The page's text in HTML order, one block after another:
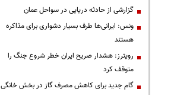
گزارشی از حادثه دریایی در سواحل عمان
ونس: ایرانی‌ها طرف بسیار دشواری برای مذاکره
هستند
رویترز: هشدار صریح ایران خطر شروع جنگ را
متوقف کرد
گام جدید برای کاهش مصرف گاز در بخش خانگی